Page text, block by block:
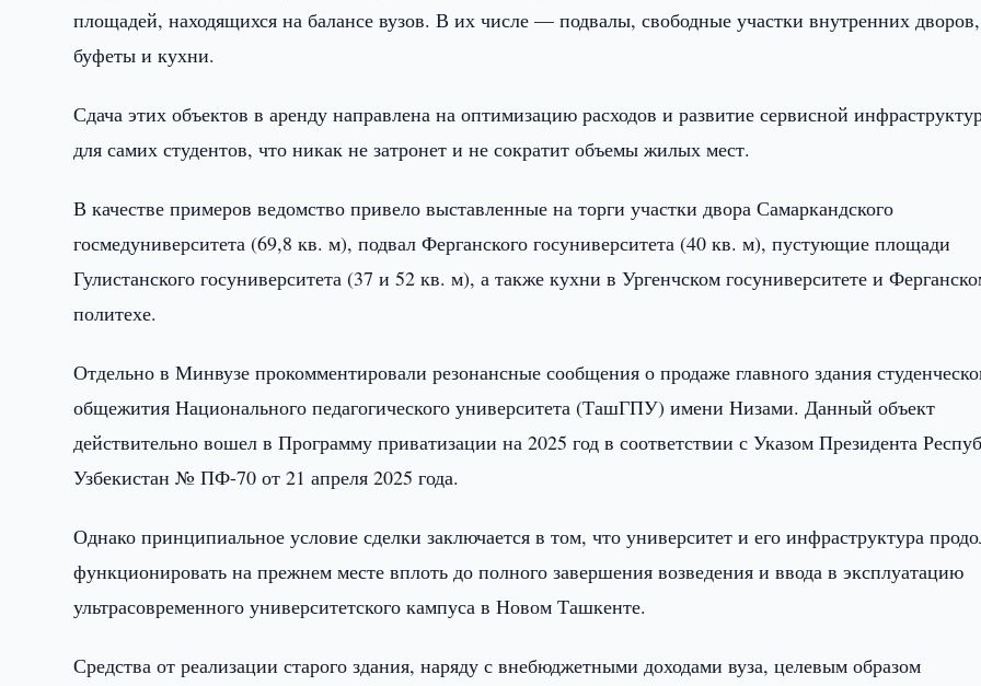
площадей, находящихся на балансе вузов. В их числе — подвалы, свободные участки внутренних дворов,
буфеты и кухни.
Сдача этих объектов в аренду направлена на оптимизацию расходов и развитие сервисной
для самих студентов, что никак не затронет и не сократит объемы жилых мест.
В качестве примеров ведомство привело выставленные на торги участки двора Самаркандского
госмедуниверситета (69,8 кв. м), подвал Ферганского госуниверситета (40 кв. м), пустующие площади
Гулистанского госуниверситета (37 и 52 кв. м), а также кухни в Ургенчском госуниверситете и
политехе.
Отдельно в Минвузе прокомментировали резонансные сообщения о продаже главного здания
общежития Национального педагогического университета (ТашГПУ) имени Низами. Данный объект
действительно вошел в Программу приватизации на 2025 год в соответствии с Указом Президента
Узбекистан № ПФ-70 от 21 апреля 2025 года.
Однако принципиальное условие сделки заключается в том, что университет и его инфраструктура
функционировать на прежнем месте вплоть до полного завершения возведения и ввода в эксплуатацию
ультрасовременного университетского кампуса в Новом Ташкенте.
Средства от реализации старого здания, наряду с внебюджетными доходами вуза, целевым образом